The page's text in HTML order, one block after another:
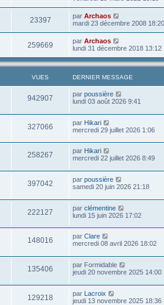
23397 par Archaos
mardi 23 décembre 2008 18:20
259669 par Archaos
lundi 31 décembre 2018 13:12
VUES DERNIER MESSAGE
942907 par poussière
lundi 03 août 2026 9:41
327066 par Hikari
mercredi 29 juillet 2026 1:06
258267 par Hikari
mercredi 22 juillet 2026 8:49
397042 par poussière
samedi 20 juin 2026 21:18
222127 par clémentine
lundi 15 juin 2026 17:02
148016 par Clare
mercredi 08 avril 2026 18:02
135406 par Formidable
jeudi 20 novembre 2025 14:00
129218 par Lacroix
jeudi 13 novembre 2025 18:36